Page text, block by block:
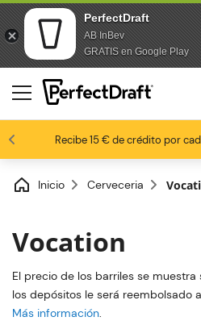
PerfectDraft
AB InBev
GRATIS en Google Play
Recibe 15 € de crédito por
Los fanáticos de la cerveza nos
Inicio Cerveceria
Vocation
El precio de los barriles se
los depósitos le será reembolsado
Más información.